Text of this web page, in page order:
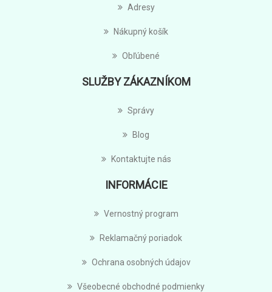
Adresy
Nákupný košík
Obľúbené
SLUŽBY ZÁKAZNÍKOM
Správy
Blog
Kontaktujte nás
INFORMÁCIE
Vernostný program
Reklamačný poriadok
Ochrana osobných údajov
Všeobecné obchodné podmienky